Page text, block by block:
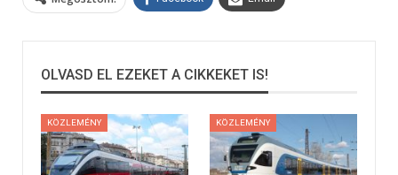
OLVASD EL EZEKET A CIKKEKET IS!
KÖZLEMÉNY KÖZLEMÉNY